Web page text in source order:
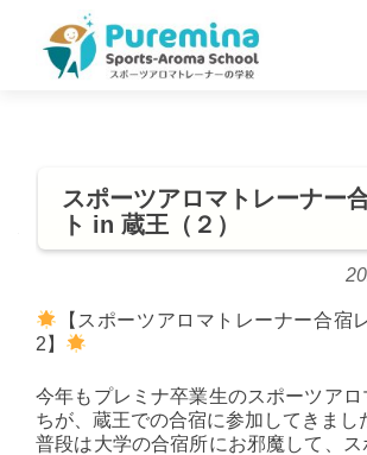
スポーツアロマトレーナー
ト in 蔵王（２）
【スポーツアロマトレーナー合宿
2】
今年もプレミナ卒業生のスポーツアロ
ちが、蔵王での合宿に参加してきまし
普段は大学の合宿所にお邪魔して、ス